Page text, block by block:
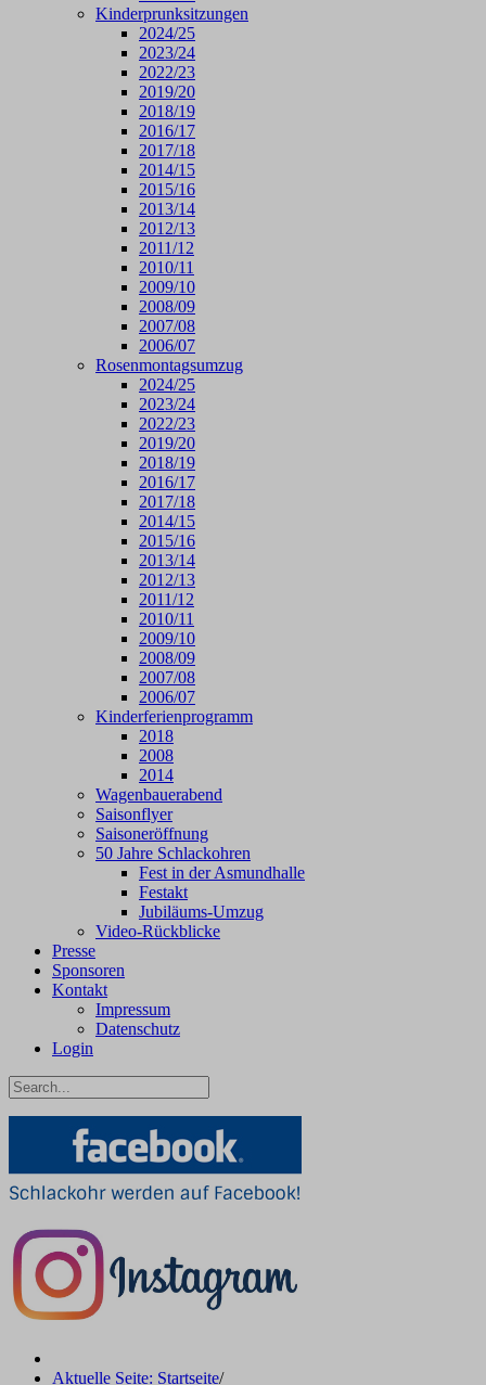
Kinderprunksitzungen
2024/25
2023/24
2022/23
2019/20
2018/19
2016/17
2017/18
2014/15
2015/16
2013/14
2012/13
2011/12
2010/11
2009/10
2008/09
2007/08
2006/07
Rosenmontagsumzug
2024/25
2023/24
2022/23
2019/20
2018/19
2016/17
2017/18
2014/15
2015/16
2013/14
2012/13
2011/12
2010/11
2009/10
2008/09
2007/08
2006/07
Kinderferienprogramm
2018
2008
2014
Wagenbauerabend
Saisonflyer
Saisoneröffnung
50 Jahre Schlackohren
Fest in der Asmundhalle
Festakt
Jubiläums-Umzug
Video-Rückblicke
Presse
Sponsoren
Kontakt
Impressum
Datenschutz
Login
Aktuelle Seite: Startseite/